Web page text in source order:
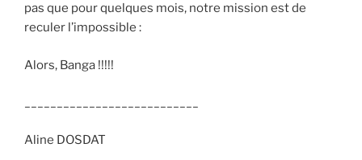
pas que pour quelques mois, notre mission est de
reculer l’impossible :
Alors, Banga !!!!!
Aline DOSDAT